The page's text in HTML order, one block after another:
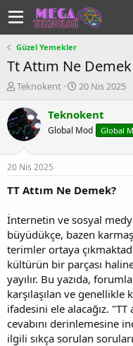
Güzel Yemekler
Tt Attım Ne
K
n
u
y
b
a
ş
t
a
n
Teknokent
B
ş
a
ç
r
i
h
i
20 Nis 2025
Teknokent
Global Mod Global
20 Nis 2025
TT Attım Ne Demek?
İnternetin ve sosyal
büyüdükçe, bazen
terimler ortaya
kültürün bir parçası
yayılır. Bu yazıda,
karşılaşılan ve genellikle
ifadesini ele alacağız.
cevabını derinlemesine
ilgili sıkça sorulan